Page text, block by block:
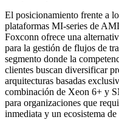
El posicionamiento frente a
plataformas MI‑series de
Foxconn ofrece una
para la gestión de flujos de
segmento donde la
clientes buscan diversificar
arquitecturas basadas
combinación de Xeon 6+ y
para organizaciones que
inmediata y un ecosistema